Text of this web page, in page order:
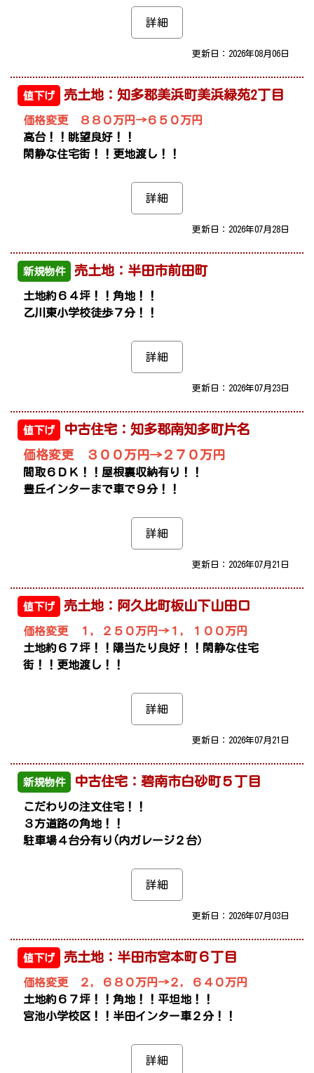
詳細
更新日：2026年08月06日
値下げ 売土地：知多郡美浜町美浜緑苑2丁目
価格変更 ８８０万円→６５０万円
高台！！眺望良好！！
閑静な住宅街！！更地渡し！！
詳細
更新日：2026年07月28日
新規物件 売土地：半田市前田町
土地約６４坪！！角地！！
乙川東小学校徒歩７分！！
詳細
更新日：2026年07月23日
値下げ 中古住宅：知多郡南知多町片名
価格変更 ３００万円→２７０万円
間取６ＤＫ！！屋根裏収納有り！！
豊丘インターまで車で９分！！
詳細
更新日：2026年07月21日
値下げ 売土地：阿久比町板山下山田口
価格変更 １，２５０万円→１，１００万円
土地約６７坪！！陽当たり良好！！閑静な住宅
街！！更地渡し！！
詳細
更新日：2026年07月21日
新規物件 中古住宅：碧南市白砂町５丁目
こだわりの注文住宅！！
３方道路の角地！！
駐車場４台分有り(内ガレージ２台）
詳細
更新日：2026年07月03日
値下げ 売土地：半田市宮本町６丁目
価格変更 ２，６８０万円→２，６４０万円
土地約６７坪！！角地！！平坦地！！
宮池小学校区！！半田インター車２分！！
詳細